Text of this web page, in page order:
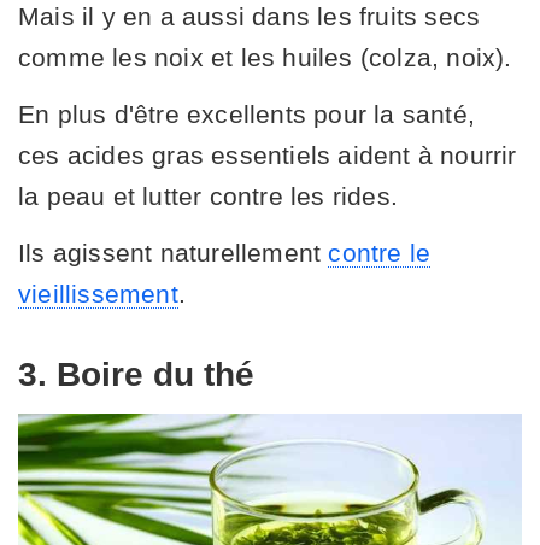
Mais il y en a aussi dans les fruits secs
comme les noix et les huiles (colza, noix).
En plus d'être excellents pour la santé,
ces acides gras essentiels aident à nourrir
la peau et lutter contre les rides.
Ils agissent naturellement contre le
vieillissement.
3. Boire du thé